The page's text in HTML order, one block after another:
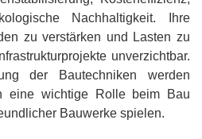
Nachhaltigkeit. Ihre
zu verstärken und Lasten zu
unverzichtbar.
der Bautechniken werden
eine wichtige Rolle beim Bau
Bauwerke spielen.